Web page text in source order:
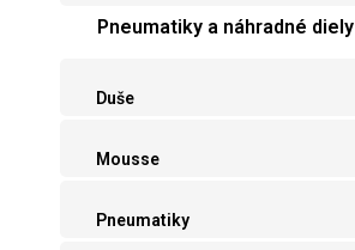
Pneumatiky a náhradné diely
Duše
Mousse
Pneumatiky